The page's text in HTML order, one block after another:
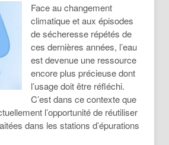
Face au changement
climatique et aux épisodes
de sécheresse répétés de
ces dernières années, l’eau
est devenue une ressource
encore plus précieuse dont
l’usage doit être réfléchi.
C’est dans ce contexte que
l’opportunité de réutiliser
dans les stations d’épurations